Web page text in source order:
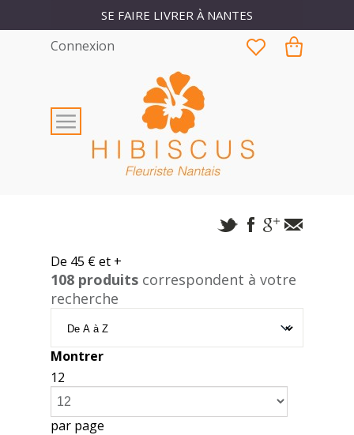
Connexion
SE FAIRE LIVRER À NANTES
De 45 € et +
108 produits correspondent à votre
recherche
Montrer
12
par page